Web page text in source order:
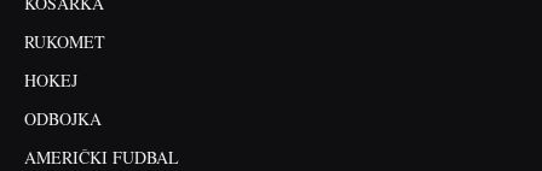
RUKOMET
HOKEJ
ODBOJKA
AMERIČKI FUDBAL